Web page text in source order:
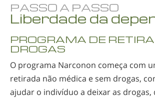
PASSO A PASSO
Liberdade da
PROGRAMA DE
DROGAS
O programa Narconon começa com
retirada não médica e sem drogas,
ajudar o indivíduo a deixar as drogas,